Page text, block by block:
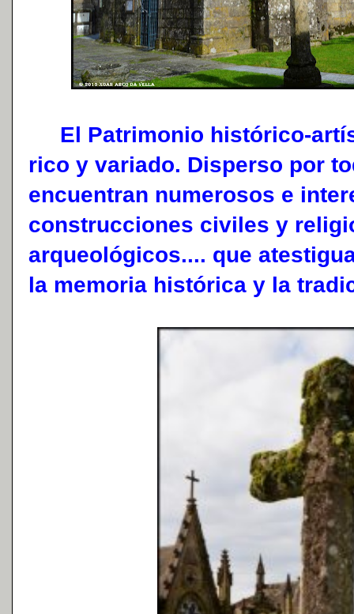
El Patrimonio histórico-
rico y variado. Disperso por
encuentran numerosos e
construcciones civiles y
arqueológicos.... que
la memoria histórica y la